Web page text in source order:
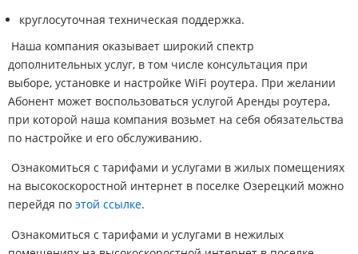
круглосуточная техническая поддержка.
Наша компания оказывает широкий спектр
дополнительных услуг, в том числе консультация при
выборе, установке и настройке WiFi роутера. При желании
Абонент может воспользоваться услугой Аренды роутера,
при которой наша компания возьмет на себя обязательства
по настройке и его обслуживанию.
Ознакомиться с тарифами и услугами в жилых помещениях
на высокоскоростной интернет в поселке Озерецкий можно
перейдя по этой ссылке.
Ознакомиться с тарифами и услугами в нежилых